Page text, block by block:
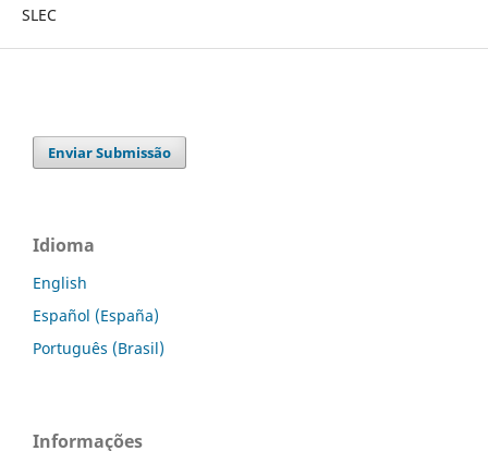
SLEC
Enviar Submissão
Idioma
English
Español (España)
Português (Brasil)
Informações